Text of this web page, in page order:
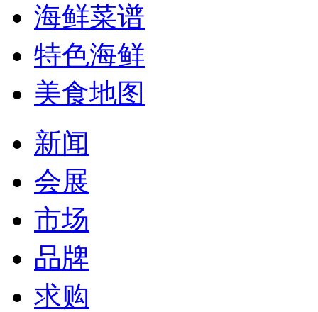
海鲜菜谱
特色海鲜
美食地图
新闻
会展
市场
品牌
求购